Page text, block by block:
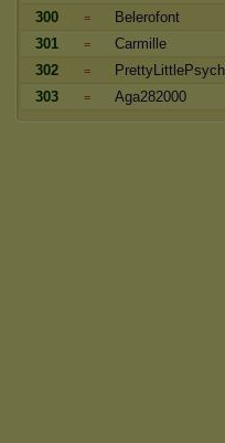
300
=
Belerofont
301
=
Carmille
302
=
303
= Aga282000